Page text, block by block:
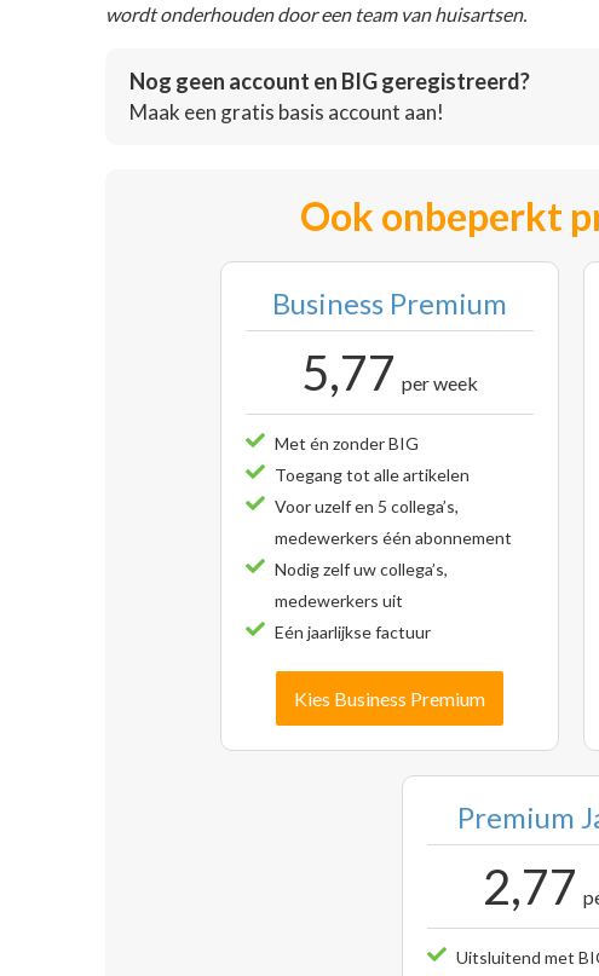
wordt onderhouden door een team van huisartsen.
Nog geen account en BIG geregistreerd?
Maak een gratis basis account aan!
Ook onbeperkt
Business Premium
5,77 per week
Met én zonder BIG
Toegang tot alle artikelen
Voor uzelf en 5 collega’s,
medewerkers één abonnement
Nodig zelf uw collega’s,
medewerkers uit
Eén jaarlijkse factuur
Kies Business Premium
Premium
2,77
Uitsluitend met